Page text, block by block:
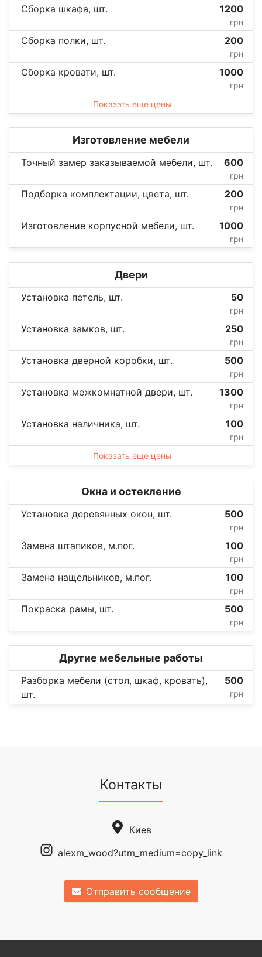
Сборка шкафа, шт. 1200
грн
Сборка полки, шт. 200
грн
Сборка кровати, шт. 1000
грн
Показать еще цены
Изготовление мебели
Точный замер заказываемой мебели, шт. 600
грн
Подборка комплектации, цвета, шт. 200
грн
Изготовление корпусной мебели, шт. 1000
грн
Двери
Установка петель, шт. 50
грн
Установка замков, шт. 250
грн
Установка дверной коробки, шт. 500
грн
Установка межкомнатной двери, шт. 1300
грн
Установка наличника, шт. 100
грн
Показать еще цены
Окна и остекление
Установка деревянных окон, шт. 500
грн
Замена штапиков, м.пог. 100
грн
Замена нащельников, м.пог. 100
грн
Покраска рамы, шт. 500
грн
Другие мебельные работы
Разборка мебели (стол, шкаф, кровать),
шт.
500
грн
Контакты
Киев
alexm_wood?utm_medium=copy_link
Отправить сообщение